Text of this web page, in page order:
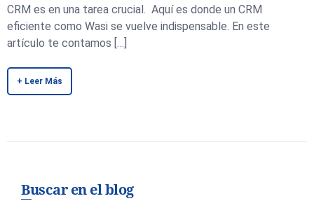
CRM es en una tarea crucial. Aquí es donde un CRM
eficiente como Wasi se vuelve indispensable. En este
artículo te contamos […]
+ Leer Más
Buscar en el blog